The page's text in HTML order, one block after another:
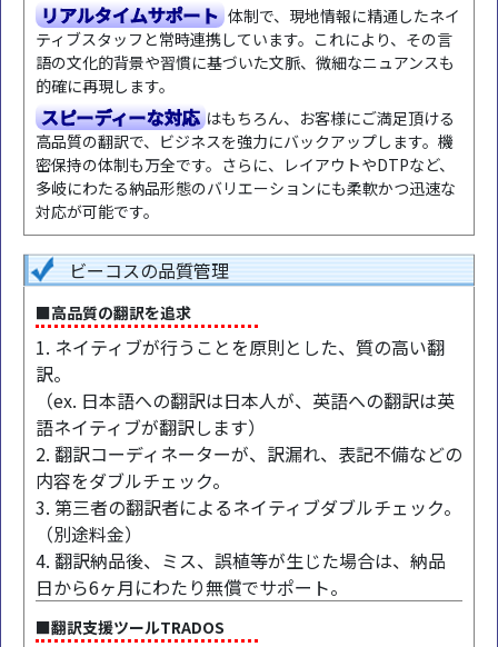
リアルタイムサポート 体制で、現地情報に精通したネイ
ティブスタッフと常時連携しています。これにより、その言
語の文化的背景や習慣に基づいた文脈、微細なニュアンスも
的確に再現します。
スピーディーな対応 はもちろん、お客様にご満足頂ける
高品質の翻訳で、ビジネスを強力にバックアップします。機
密保持の体制も万全です。さらに、レイアウトやDTPなど、
多岐にわたる納品形態のバリエーションにも柔軟かつ迅速な
対応が可能です。
ビーコスの品質管理
■高品質の翻訳を追求
1. ネイティブが行うことを原則とした、質の高い翻
訳。
（ex. 日本語への翻訳は日本人が、英語への翻訳は英
語ネイティブが翻訳します）
2. 翻訳コーディネーターが、訳漏れ、表記不備などの
内容をダブルチェック。
3. 第三者の翻訳者によるネイティブダブルチェック。
（別途料金）
4. 翻訳納品後、ミス、誤植等が生じた場合は、納品
日から6ヶ月にわたり無償でサポート。
■翻訳支援ツールTRADOS